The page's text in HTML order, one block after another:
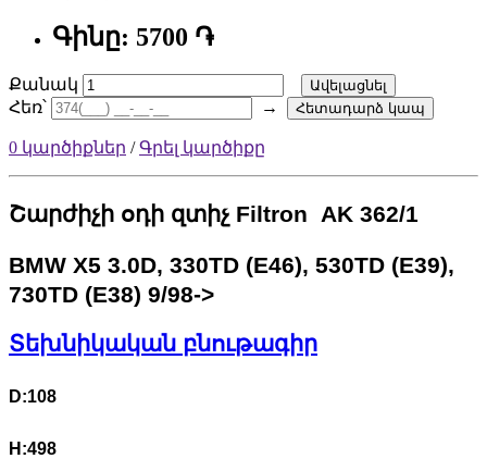
Գինը: 5700 ֏
Քանակ Ավելացնել
Հեռ՝ → Հետադարձ կապ
0 կարծիքներ /Գրել կարծիքը
Շարժիչի օդի զտիչ Filtron AK 362/1
BMW X5 3.0D, 330TD (E46), 530TD (E39),
730TD (E38) 9/98->
Տեխնիկական բնութագիր
D:108
H:498